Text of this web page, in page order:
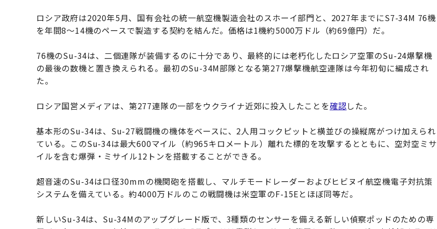
ロシア政府は2020年5月、国有会社の統一航空機製造会社のスホーイ部門と、2027年までにS7-34M 76機
を年間8〜14機のペースで製造する契約を結んだ。価格は1機約5000万ドル（約69億円）だ。
76機のSu-34は、二個連隊が装備するのに十分であり、最終的には老朽化したロシア空軍のSu-24爆撃機
の最後の数機と置き換えられる。最初のSu-34M部隊となる第277爆撃機航空連隊は今年初旬に編成され
た。
ロシア国営メディアは、第277連隊の一部をウクライナ近郊に投入したことを確認した。
基本形のSu-34は、Su-27戦闘機の機体をベースに、2人用コックピットと横並びの操縦席がつけ加えられ
ている。このSu-34は最大600マイル（約965キロメートル）離れた標的を攻撃するとともに、空対空ミサ
イルを含む爆弾・ミサイル12トンを搭載することができる。
超音速のSu-34は口径30mmの機関砲を搭載し、マルチモードレーダーおよびヒビヌイ航空機電子対抗策
システムを備えている。約4000万ドルのこの戦闘機は米空軍のF-15Eとほぼ同等だ。
新しいSu-34は、Su-34Mのアップグレード版で、3種類のセンサーを備える新しい偵察ポッドのための専